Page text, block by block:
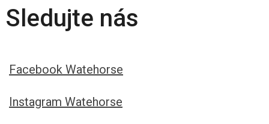
Sledujte nás
Facebook Watehorse
Instagram Watehorse